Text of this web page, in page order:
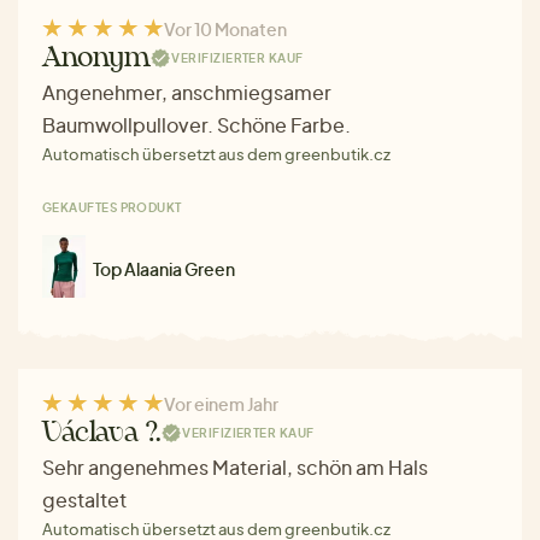
Vor 10 Monaten
Anonym VERIFIZIERTER KAUF
Angenehmer, anschmiegsamer
Baumwollpullover. Schöne Farbe.
Automatisch übersetzt aus dem greenbutik.cz
GEKAUFTES PRODUKT
Top Alaania Green
Vor einem Jahr
Václava ?. VERIFIZIERTER KAUF
Sehr angenehmes Material, schön am Hals
gestaltet
Automatisch übersetzt aus dem greenbutik.cz